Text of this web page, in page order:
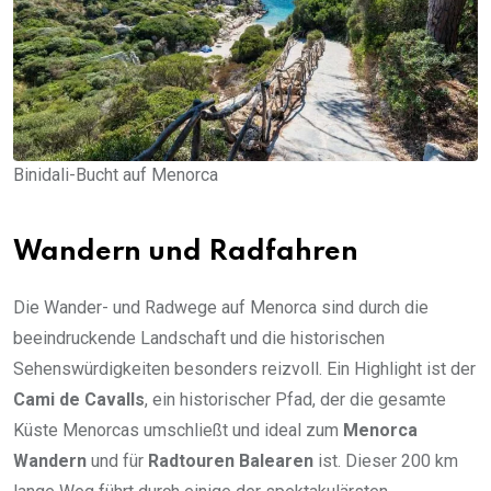
Binidali-Bucht auf Menorca
Wandern und Radfahren
Die Wander- und Radwege auf Menorca sind durch die
beeindruckende Landschaft und die historischen
Sehenswürdigkeiten besonders reizvoll. Ein Highlight ist der
Cami de Cavalls, ein historischer Pfad, der die gesamte
Küste Menorcas umschließt und ideal zum Menorca
Wandern und für Radtouren Balearen ist. Dieser 200 km